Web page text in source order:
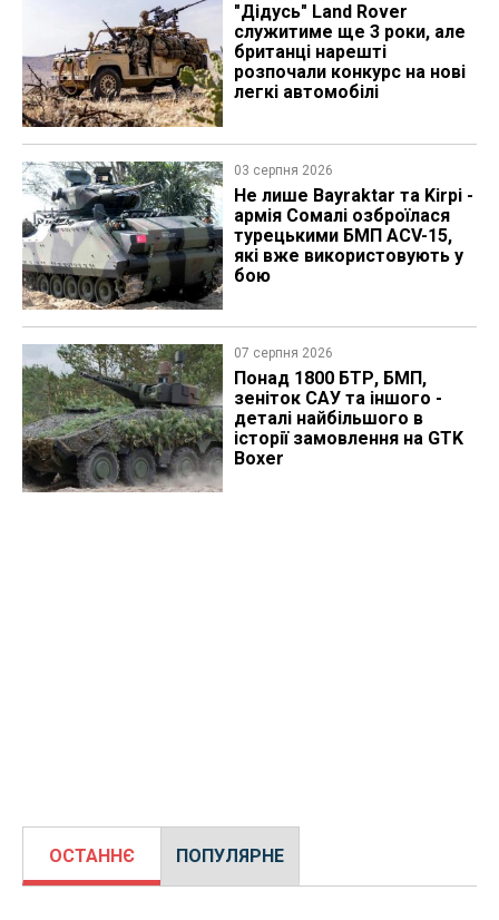
"Дідусь" Land Rover
служитиме ще 3 роки, але
британці нарешті
розпочали конкурс на нові
легкі автомобілі
03 серпня 2026
Не лише Bayraktar та Kirpi -
армія Сомалі озброїлася
турецькими БМП ACV-15,
які вже використовують у
бою
07 серпня 2026
Понад 1800 БТР, БМП,
зеніток САУ та іншого -
деталі найбільшого в
історії замовлення на GTK
Boxer
ОСТАННЄ ПОПУЛЯРНЕ